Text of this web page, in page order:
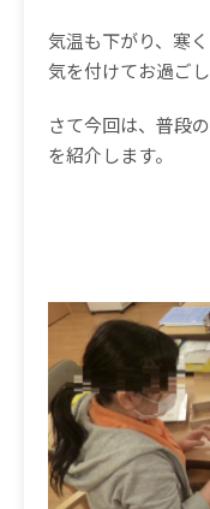
気温も下がり、寒
気を付けてお過ごし
さて今回は、普段
を紹介します。